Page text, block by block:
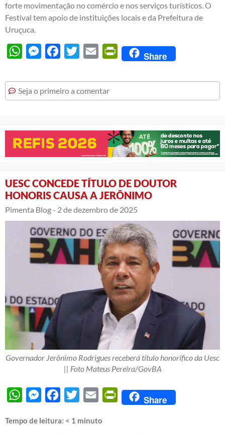
forte movimentação no comércio e nos serviços turísticos. O
Festival tem apoio de instituições locais e da Prefeitura de
Uruçuca.
WhatsAppMessengerFacebook
Twitter Email PrintFriendly
Share
Seja o primeiro a comentar
UESC CONCEDE TÍTULO DE DOUTOR
HONORIS CAUSA A JERÔNIMO
Pimenta Blog - 2 de dezembro de 2025
Governador Jerônimo Rodrigues receberá título honorífico da Uesc
|| Foto Mateus Pereira/GovBA
WhatsAppMessengerFacebook
Twitter Email PrintFriendly
Share
Tempo de leitura: < 1 minuto